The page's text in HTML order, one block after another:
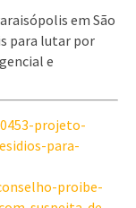
em São
para lutar por
e
projeto-
para-
proibe-